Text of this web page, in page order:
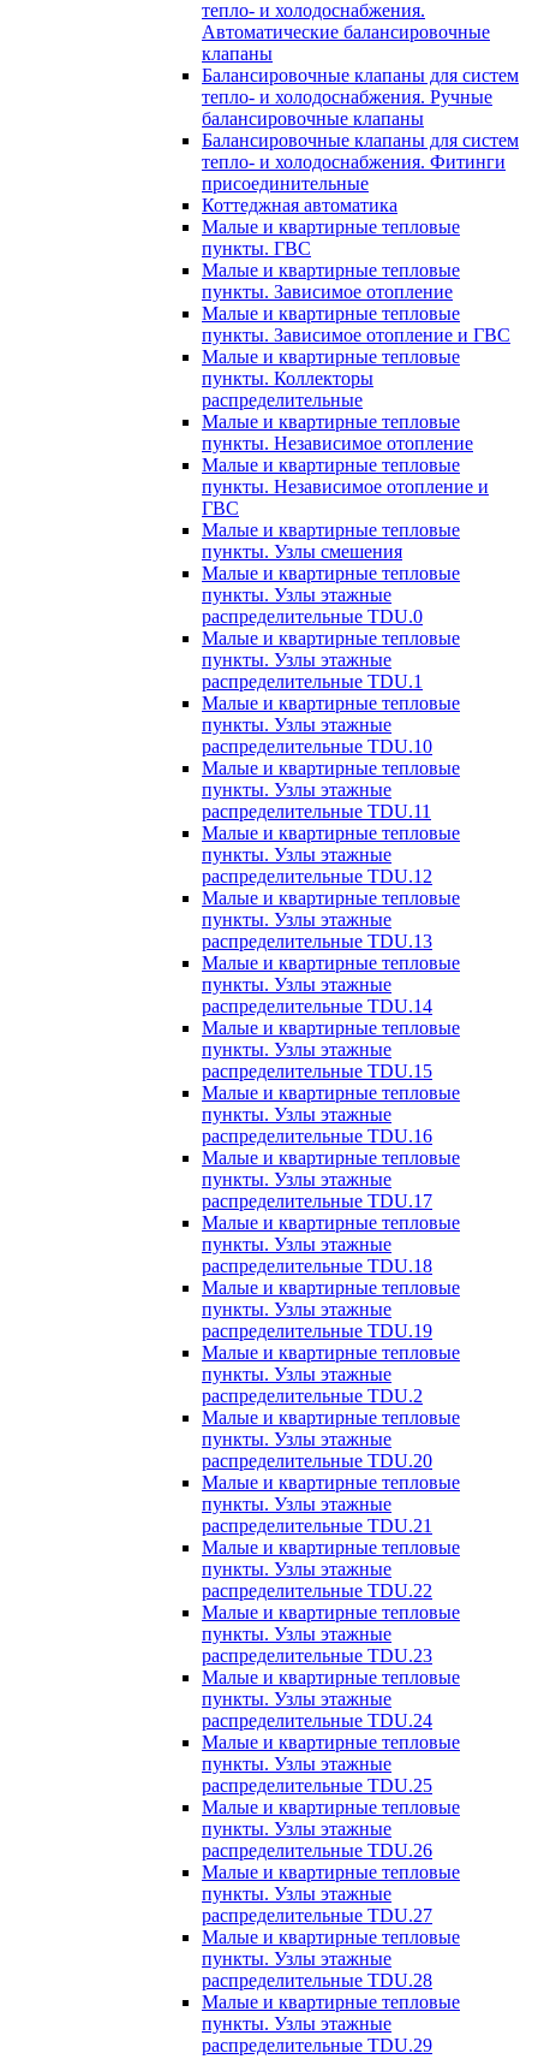
тепло- и холодоснабжения.
Автоматические балансировочные
клапаны
Балансировочные клапаны для систем
тепло- и холодоснабжения. Ручные
балансировочные клапаны
Балансировочные клапаны для систем
тепло- и холодоснабжения. Фитинги
присоединительные
Коттеджная автоматика
Малые и квартирные тепловые
пункты. ГВС
Малые и квартирные тепловые
пункты. Зависимое отопление
Малые и квартирные тепловые
пункты. Зависимое отопление и ГВС
Малые и квартирные тепловые
пункты. Коллекторы
распределительные
Малые и квартирные тепловые
пункты. Независимое отопление
Малые и квартирные тепловые
пункты. Независимое отопление и
ГВС
Малые и квартирные тепловые
пункты. Узлы смешения
Малые и квартирные тепловые
пункты. Узлы этажные
распределительные TDU.0
Малые и квартирные тепловые
пункты. Узлы этажные
распределительные TDU.1
Малые и квартирные тепловые
пункты. Узлы этажные
распределительные TDU.10
Малые и квартирные тепловые
пункты. Узлы этажные
распределительные TDU.11
Малые и квартирные тепловые
пункты. Узлы этажные
распределительные TDU.12
Малые и квартирные тепловые
пункты. Узлы этажные
распределительные TDU.13
Малые и квартирные тепловые
пункты. Узлы этажные
распределительные TDU.14
Малые и квартирные тепловые
пункты. Узлы этажные
распределительные TDU.15
Малые и квартирные тепловые
пункты. Узлы этажные
распределительные TDU.16
Малые и квартирные тепловые
пункты. Узлы этажные
распределительные TDU.17
Малые и квартирные тепловые
пункты. Узлы этажные
распределительные TDU.18
Малые и квартирные тепловые
пункты. Узлы этажные
распределительные TDU.19
Малые и квартирные тепловые
пункты. Узлы этажные
распределительные TDU.2
Малые и квартирные тепловые
пункты. Узлы этажные
распределительные TDU.20
Малые и квартирные тепловые
пункты. Узлы этажные
распределительные TDU.21
Малые и квартирные тепловые
пункты. Узлы этажные
распределительные TDU.22
Малые и квартирные тепловые
пункты. Узлы этажные
распределительные TDU.23
Малые и квартирные тепловые
пункты. Узлы этажные
распределительные TDU.24
Малые и квартирные тепловые
пункты. Узлы этажные
распределительные TDU.25
Малые и квартирные тепловые
пункты. Узлы этажные
распределительные TDU.26
Малые и квартирные тепловые
пункты. Узлы этажные
распределительные TDU.27
Малые и квартирные тепловые
пункты. Узлы этажные
распределительные TDU.28
Малые и квартирные тепловые
пункты. Узлы этажные
распределительные TDU.29